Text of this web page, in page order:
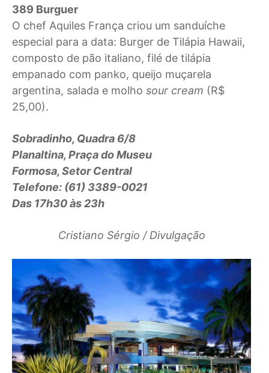
389 Burguer
O chef Aquiles França criou um sanduíche
especial para a data: Burger de Tilápia Hawaii,
composto de pão italiano, filé de tilápia
empanado com panko, queijo muçarela
argentina, salada e molho sour cream (R$
25,00).
Sobradinho, Quadra 6/8
Planaltina, Praça do Museu
Formosa, Setor Central
Telefone: (61) 3389-0021
Das 17h30 às 23h
Cristiano Sérgio / Divulgação